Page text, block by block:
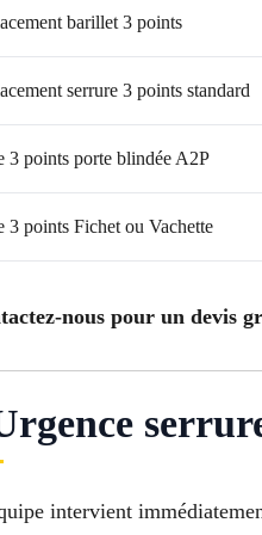
barillet 3 points
serrure 3 points standard
3 points porte blindée A2P
3 points Fichet ou Vachette
nous pour un devis
intervient